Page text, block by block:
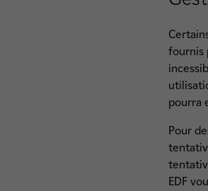
fournis
pourra
Pour
EDF